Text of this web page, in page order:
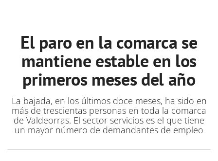
El paro en la comarca se
mantiene estable en los
primeros meses del año
La bajada, en los últimos doce meses, ha sido en
más de trescientas personas en toda la comarca
de Valdeorras. El sector servicios es el que tiene
un mayor número de demandantes de empleo